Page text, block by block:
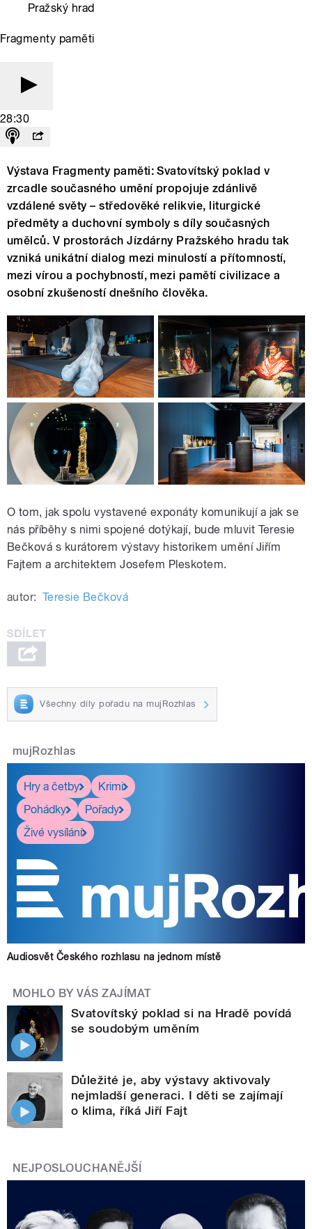
Pražský hrad
Fragmenty paměti
28:30
Výstava Fragmenty paměti: Svatovítský poklad v
zrcadle současného umění propojuje zdánlivě
vzdálené světy – středověké relikvie, liturgické
předměty a duchovní symboly s díly současných
umělců. V prostorách Jízdárny Pražského hradu tak
vzniká unikátní dialog mezi minulostí a přítomností,
mezi vírou a pochybností, mezi pamětí civilizace a
osobní zkušeností dnešního člověka.
O tom, jak spolu vystavené exponáty komunikují a jak se
nás příběhy s nimi spojené dotýkají, bude mluvit Teresie
Bečková s kurátorem výstavy historikem umění Jiřím
Fajtem a architektem Josefem Pleskotem.
autor: Teresie Bečková
Všechny díly pořadu na mujRozhlas
mujRozhlas
Hry a četby
Krimi
Pohádky
Pořady
Živé vysílání
Audiosvět Českého rozhlasu na jednom místě
MOHLO BY VÁS ZAJÍMAT
Svatovítský poklad si na Hradě povídá
se soudobým uměním
Důležité je, aby výstavy aktivovaly
nejmladší generaci. I děti se zajímají
o klima, říká Jiří Fajt
NEJPOSLOUCHANĚJŠÍ